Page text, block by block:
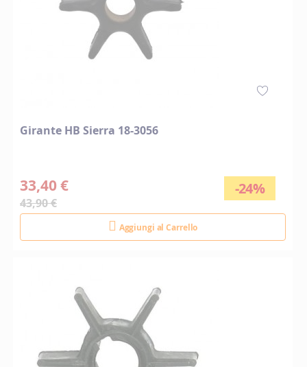
Girante HB Sierra 18-3056
-24%
33,40 €
43,90 €
Aggiungi al Carrello